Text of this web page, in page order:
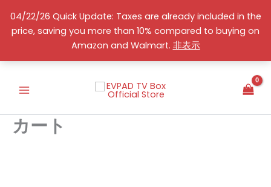
04/22/26 Quick Update: Taxes are already included in the
price, saving you more than 10% compared to buying on
Amazon and Walmart. 非表示
ツ
日本語
カート